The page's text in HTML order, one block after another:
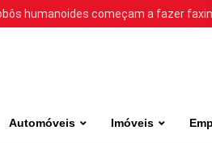
humanoides começam a fazer
Automóveis Imóveis